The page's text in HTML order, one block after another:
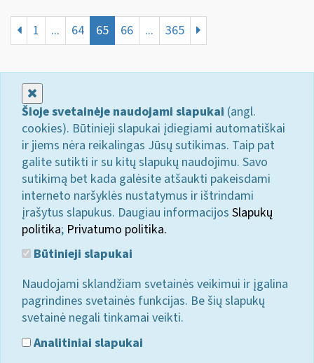
1 ... 64 65 66 ... 365
Šioje svetainėje naudojami slapukai (angl.
cookies). Būtinieji slapukai įdiegiami automatiškai
ir jiems nėra reikalingas Jūsų sutikimas. Taip pat
galite sutikti ir su kitų slapukų naudojimu. Savo
sutikimą bet kada galėsite atšaukti pakeisdami
interneto naršyklės nustatymus ir ištrindami
įrašytus slapukus. Daugiau informacijos Slapukų
politika; Privatumo politika.
Būtinieji slapukai
Naudojami sklandžiam svetainės veikimui ir įgalina
pagrindines svetainės funkcijas. Be šių slapukų
svetainė negali tinkamai veikti.
Analitiniai slapukai